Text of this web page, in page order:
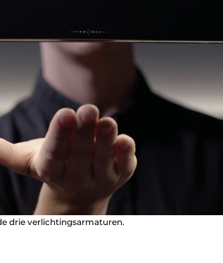
drie verlichtingsarmaturen.